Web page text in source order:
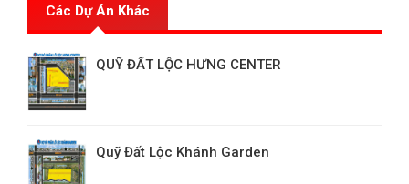
Các Dự Án Khác
QUỸ ĐẤT LỘC HƯNG CENTER
Quỹ Đất Lộc Khánh Garden